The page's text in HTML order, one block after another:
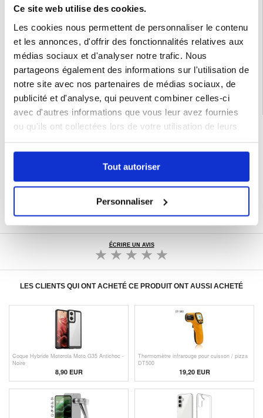
Ce site web utilise des cookies.
Les cookies nous permettent de personnaliser le contenu
et les annonces, d'offrir des fonctionnalités relatives aux
médias sociaux et d'analyser notre trafic. Nous
partageons également des informations sur l'utilisation de
notre site avec nos partenaires de médias sociaux, de
publicité et d'analyse, qui peuvent combiner celles-ci
avec d'autres informations que vous leur avez fournies
ou qu'ils ont collectées lors de votre utilisation de leurs
Tout autoriser
Personnaliser
Compatibilité :
Motorola Moto G35
EAN: 5714122496638
Catégories associées:Accessoires téléphone,Coque & Accessoires Motorola
Motorola Moto G35 Coque & Accessoires
LIVRAISON RAPIDE
POUR LES MEMBRES DU CLUB24
PLUS DE 8 000 000 DE CLIENTS
ÉCRIRE UN AVIS
LES CLIENTS QUI ONT ACHETÉ CE PRODUIT ONT AUSSI ACHETÉ
Coque Hybride Motorola Moto G35 Antichoc -
Noire
8,90 EUR
Thermomètre infrarouge pour cuisson / pizza
DT500
19,20 EUR